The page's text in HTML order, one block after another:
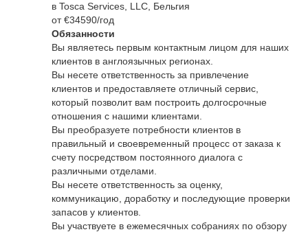
в Tosca Services, LLC, Бельгия
от €34590/год
Обязанности
Вы являетесь первым контактным лицом для наших
клиентов в англоязычных регионах.
Вы несете ответственность за привлечение
клиентов и предоставляете отличный сервис,
который позволит вам построить долгосрочные
отношения с нашими клиентами.
Вы преобразуете потребности клиентов в
правильный и своевременный процесс от заказа к
счету посредством постоянного диалога с
различными отделами.
Вы несете ответственность за оценку,
коммуникацию, доработку и последующие проверки
запасов у клиентов.
Вы участвуете в ежемесячных собраниях по обзору